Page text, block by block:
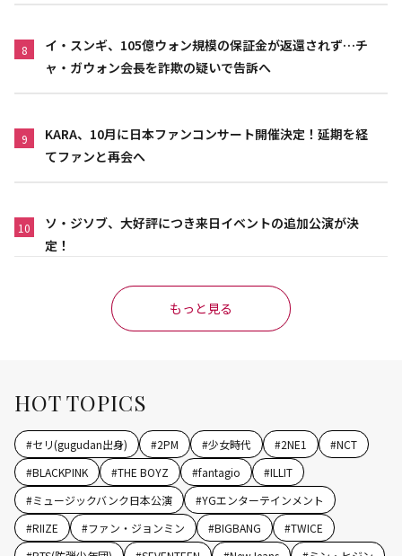
8
イ・スンギ、105億ウォン規模の保証金が返還されず…チ
ャ・ガウォン会長を詐欺の疑いで告訴へ
9
KARA、10月に日本ファンコンサート開催決定！延期を経
てファンと再会へ
10
ソ・ジソブ、大好評につき来日イベントの追加公演が決
定！
もっと見る
HOT TOPICS
#セリ(gugudan出身) #2PM #少女時代 #2NE1 #NCT
#BLACKPINK #THE BOYZ #fantagio #ILLIT
#ミュージックバンク日本公演 #YGエンターテインメント
#RIIZE #ファン・ジョンミン #BIGBANG #TWICE